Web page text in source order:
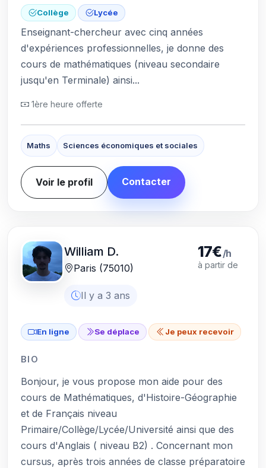
Collège Lycée
Enseignant-chercheur avec cinq années
d'expériences professionnelles, je donne des
cours de mathématiques (niveau secondaire
jusqu'en Terminale) ainsi...
1ère heure offerte
Maths Sciences économiques et sociales
Voir le profil Contacter
William D.
Paris (75010)
Il y a 3 ans
17€/h
à partir de
En ligne Se déplace Je peux recevoir
BIO
Bonjour, je vous propose mon aide pour des
cours de Mathématiques, d'Histoire-Géographie
et de Français niveau
Primaire/Collège/Lycée/Université ainsi que des
cours d'Anglais ( niveau B2) . Concernant mon
cursus, après trois années de classe préparatoire